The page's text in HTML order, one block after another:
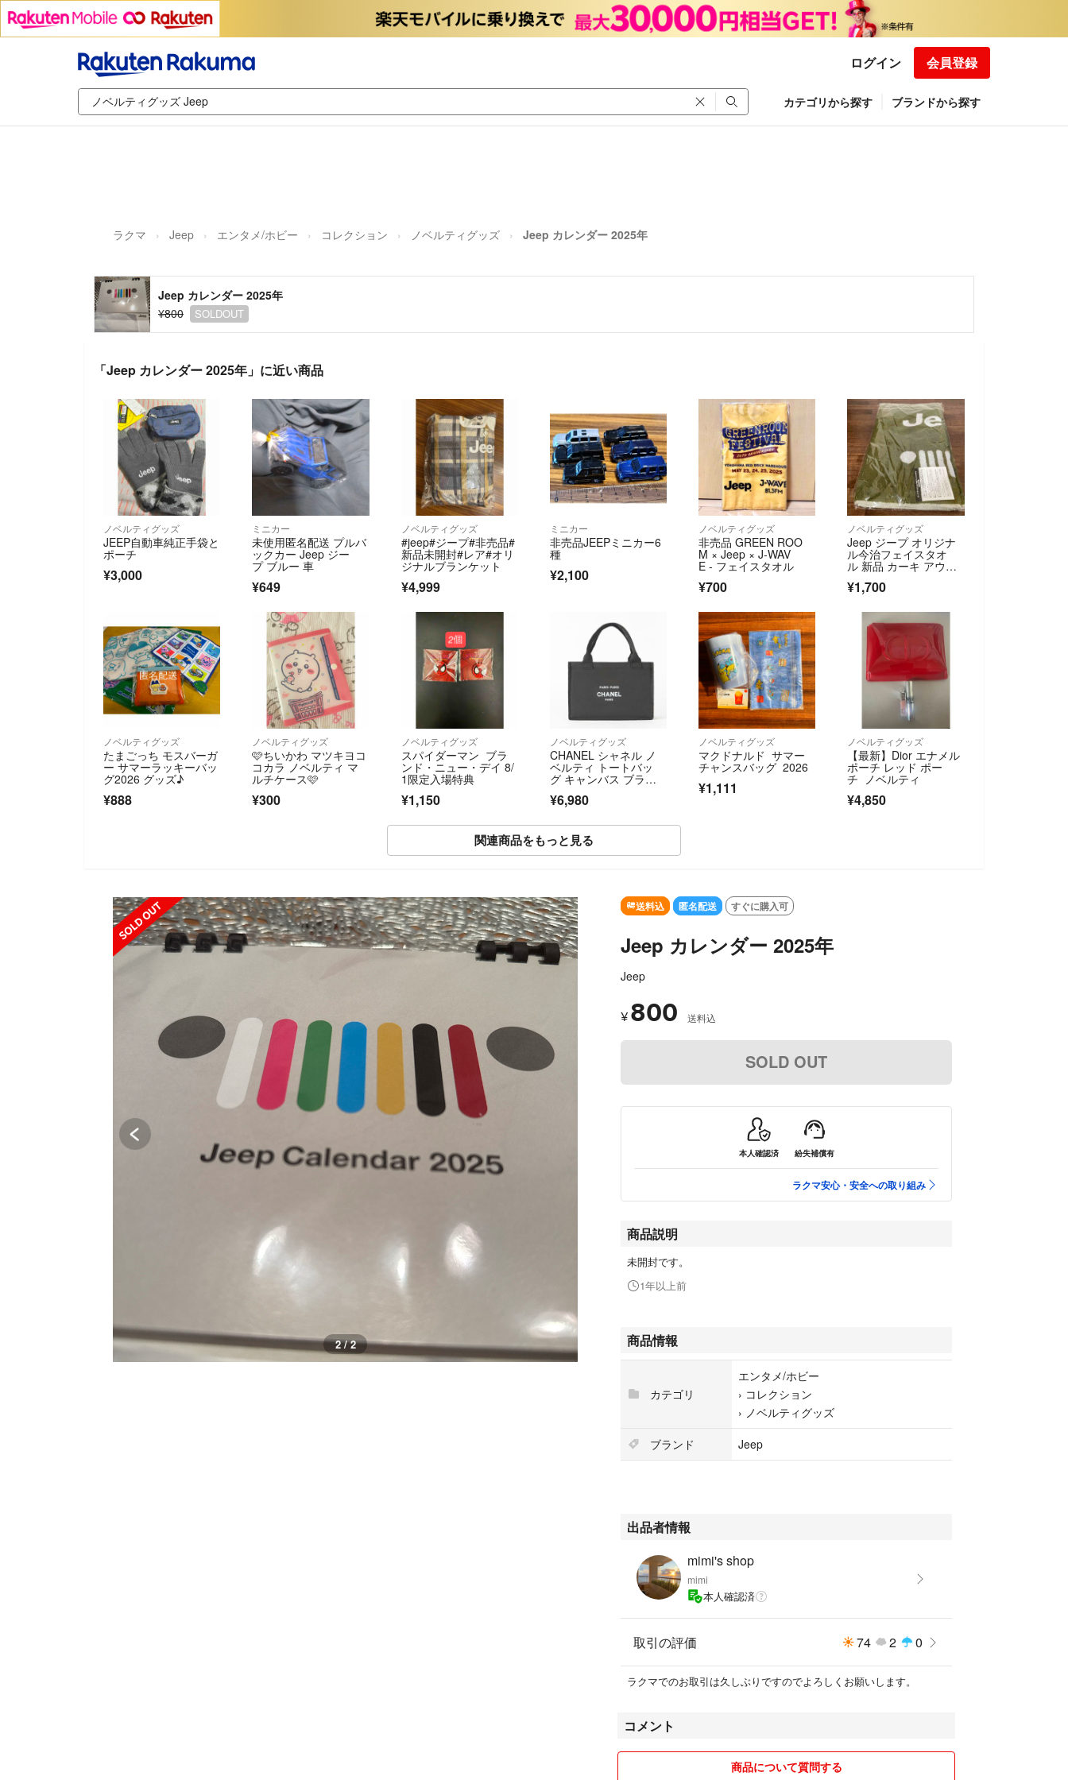
ログイン 会員登録
カテゴリから探す ブランドから探す
ラクマ Jeep エンタメ/ホビー コレクション ノベルティグッズ Jeep カレンダー 2025年
Jeep カレンダー 2025年
¥800
SOLDOUT
「Jeep カレンダー 2025年」に近い商品
ノベルティグッズ
JEEP自動車純正手袋と
ポーチ
¥3,000
ミニカー
未使用匿名配送 プルバ
ックカー Jeep ジー
プ ブルー 車
¥649
ノベルティグッズ
#jeep#ジープ#非売品#
新品未開封#レア#オリ
ジナルブランケット
¥4,999
ミニカー
非売品JEEPミニカー6
種
¥2,100
ノベルティグッズ
非売品 GREEN ROO
M × Jeep × J-WAV
E - フェイスタオル
¥700
ノベルティグッズ
Jeep ジープ オリジナ
ル今治フェイスタオ
ル 新品 カーキ アウト
ドア
¥1,700
ノベルティグッズ
たまごっち モスバーガ
ー サマーラッキーバッ
グ2026 グッズ♪
¥888
ノベルティグッズ
🩷ちいかわ マツキヨコ
コカラ ノベルティ マ
ルチケース🩷
¥300
ノベルティグッズ
スパイダーマン ブラ
ンド・ニュー・デイ 8/
1限定入場特典
¥1,150
ノベルティグッズ
CHANEL シャネル ノ
ベルティ トートバッ
グ キャンバス ブラッ
¥6,980
ノベルティグッズ
マクドナルド サマー
チャンスバッグ 2026
¥1,111
ノベルティグッズ
【最新】Dior エナメル
ポーチ レッド ポー
チ ノベルティ
¥4,850
関連商品をもっと見る
SOLD OUT
2 / 2
送料込 匿名配送 すぐに購入可
Jeep カレンダー 2025年
Jeep
¥ 800 送料込
SOLD OUT
本人確認済 紛失補償有
ラクマ安心・安全への取り組み
商品説明
未開封です。
1年以上前
商品情報
カテゴリ
エンタメ/ホビー
› コレクション
› ノベルティグッズ
ブランド
Jeep
出品者情報
mimi's shop
mimi
本人確認済
取引の評価 74 2 0
ラクマでのお取引は久しぶりですのでよろしくお願いします。
コメント
商品について質問する